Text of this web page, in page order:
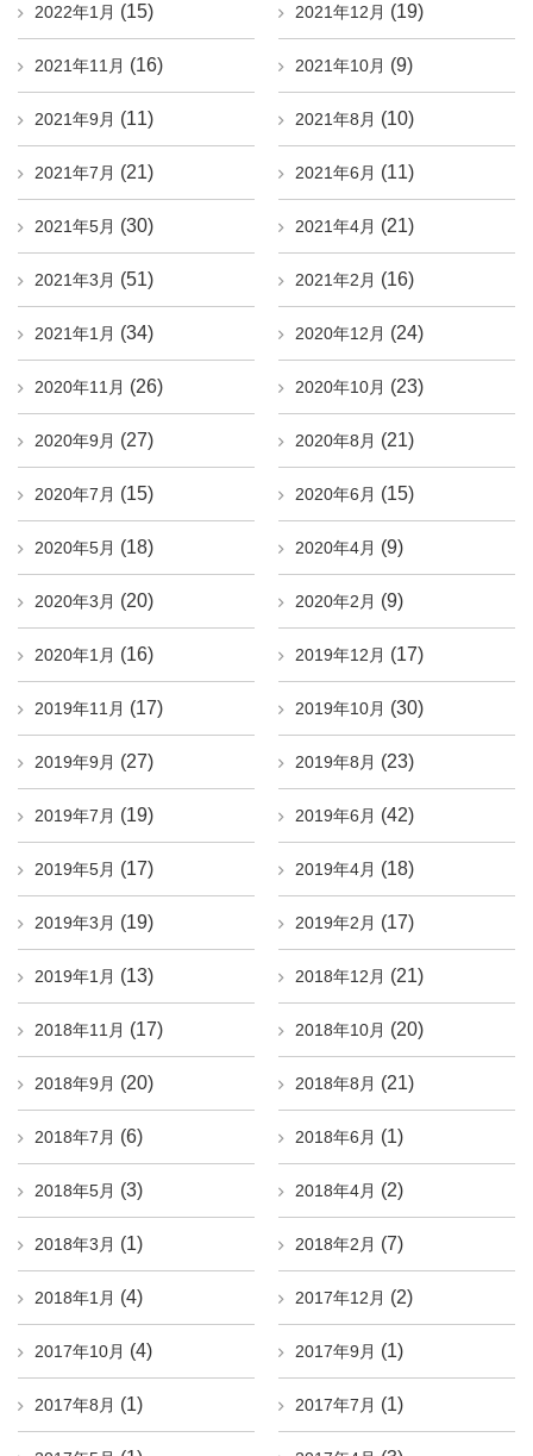
2022年1月 (15) 2021年12月 (19)
2021年11月 (16) 2021年10月 (9)
2021年9月 (11) 2021年8月 (10)
2021年7月 (21) 2021年6月 (11)
2021年5月 (30) 2021年4月 (21)
2021年3月 (51) 2021年2月 (16)
2021年1月 (34) 2020年12月 (24)
2020年11月 (26) 2020年10月 (23)
2020年9月 (27) 2020年8月 (21)
2020年7月 (15) 2020年6月 (15)
2020年5月 (18) 2020年4月 (9)
2020年3月 (20) 2020年2月 (9)
2020年1月 (16) 2019年12月 (17)
2019年11月 (17) 2019年10月 (30)
2019年9月 (27) 2019年8月 (23)
2019年7月 (19) 2019年6月 (42)
2019年5月 (17) 2019年4月 (18)
2019年3月 (19) 2019年2月 (17)
2019年1月 (13) 2018年12月 (21)
2018年11月 (17) 2018年10月 (20)
2018年9月 (20) 2018年8月 (21)
2018年7月 (6) 2018年6月 (1)
2018年5月 (3) 2018年4月 (2)
2018年3月 (1) 2018年2月 (7)
2018年1月 (4) 2017年12月 (2)
2017年10月 (4) 2017年9月 (1)
2017年8月 (1) 2017年7月 (1)